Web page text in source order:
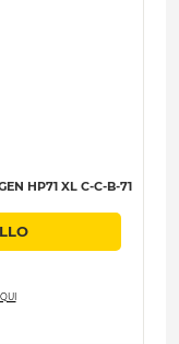
HP71 XL C-C-B-71